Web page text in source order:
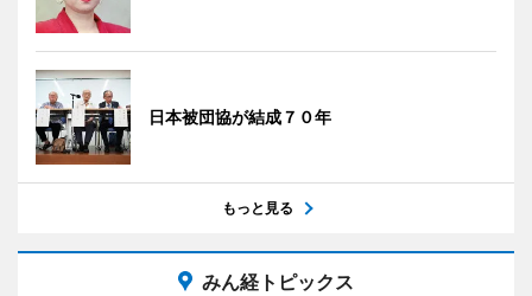
日本被団協が結成７０年
もっと見る
みん経トピックス